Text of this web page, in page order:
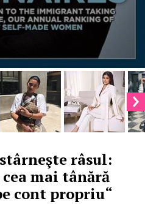
râsul:
mai tânără
cont propriu“